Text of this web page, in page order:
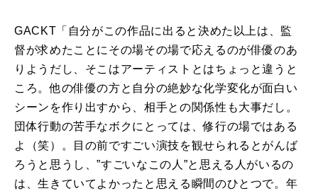
GACKT「自分がこの作品に出ると決めた以上は、監
督が求めたことにその場その場で応えるのが俳優のあ
りようだし、そこはアーティストとはちょっと違うと
ころ。他の俳優の方と自分の絶妙な化学変化が面白い
シーンを作り出すから、相手との関係性も大事だし。
団体行動の苦手なボクにとっては、修行の場ではある
よ（笑）。目の前ですごい演技を観せられるとがんば
ろうと思うし、”すごいなこの人”と思える人がいるの
は、生きていてよかったと思える瞬間のひとつで。年